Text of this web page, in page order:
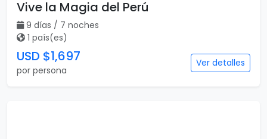
Vive la Magia del Perú
9 días / 7 noches
1 país(es)
USD $1,697
por persona
Ver detalles